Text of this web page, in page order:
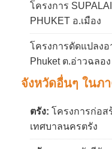
โครงการ
PHUKET อ.เมือง
โครงการดัดแปลงอ
Phuket ต.อ่าวฉลอง
จังหวัดอื่นๆ ในภ
ตรัง: โครงการก่อส
เทศบาลนครตรัง